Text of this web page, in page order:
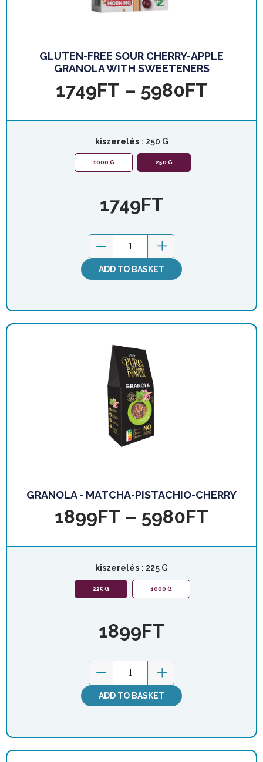
GLUTEN-FREE SOUR CHERRY-APPLE
GRANOLA WITH SWEETENERS
1749FT – 5980FT
kiszerelés : 250 G
1000 G 250 G
1749FT
ADD TO BASKET
GRANOLA - MATCHA-PISTACHIO-CHERRY
1899FT – 5980FT
kiszerelés : 225 G
225 G 1000 G
1899FT
ADD TO BASKET